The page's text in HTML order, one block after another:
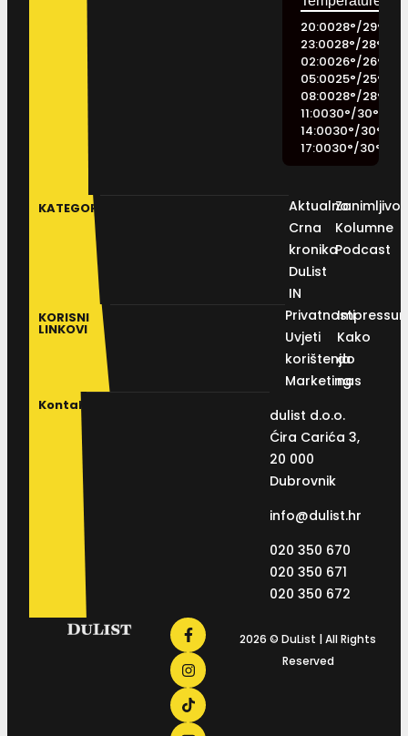
20:0028°/29°
23:0028°/28°
02:0026°/26°
05:0025°/25°
08:0028°/28°
11:0030°/30°
14:0030°/30°
17:0030°/30°
KATEGORIJE
Aktualno
Crna
kronika
DuList
IN
Kolumne
Podcast
KORISNI
LINKOVI
Privatnosti
Uvjeti
korištenja
Marketing
Kako
do
nas
Kontakt
dulist d.o.o.
Ćira Carića 3,
20 000
Dubrovnik
info@dulist.hr
020 350 670
020 350 671
020 350 672
2026 © DuList | All Rights
Reserved